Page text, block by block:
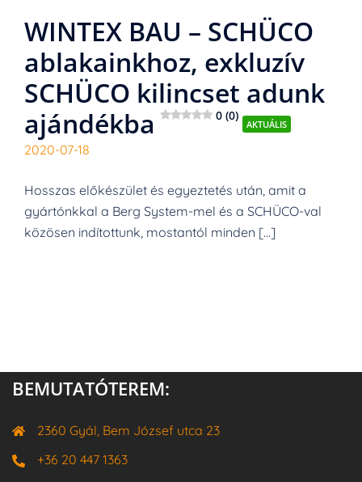
WINTEX BAU – SCHÜCO
ablakainkhoz, exkluzív
SCHÜCO kilincset adunk
ajándékba
0 (0)
AKTUÁLIS
2020-07-18
Hosszas előkészület és egyeztetés után, amit a
gyártónkkal a Berg System-mel és a SCHÜCO-val
közösen indítottunk, mostantól minden […]
BEMUTATÓTEREM:
2360 Gyál, Bem József utca 23
+36 20 447 1363